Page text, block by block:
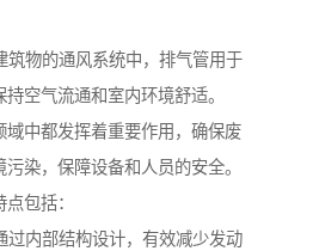
筑物的通风系统中，排气管用于
空气流通和室内环境舒适。
域中都发挥着重要作用，确保废
染，保障设备和人员的安全。
包括：
过内部结构设计，有效减少发动